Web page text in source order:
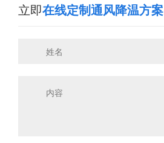
立即在线定制通风降温方案